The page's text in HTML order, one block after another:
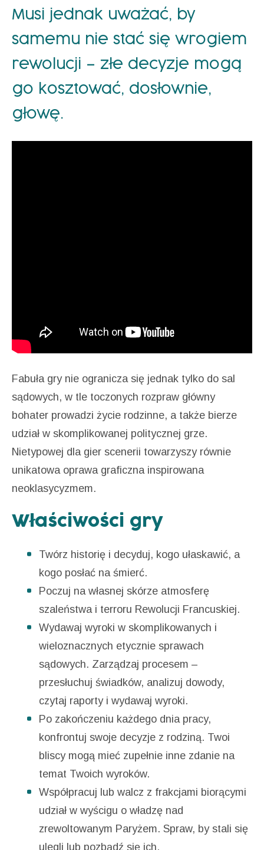
Musi jednak uważać, by
samemu nie stać się wrogiem
rewolucji – złe decyzje mogą
go kosztować, dosłownie,
głowę.
Fabuła gry nie ogranicza się jednak tylko do sal
sądowych, w tle toczonych rozpraw główny
bohater prowadzi życie rodzinne, a także bierze
udział w skomplikowanej politycznej grze.
Nietypowej dla gier scenerii towarzyszy równie
unikatowa oprawa graficzna inspirowana
neoklasycyzmem.
Właściwości gry
Twórz historię i decyduj, kogo ułaskawić, a
kogo posłać na śmierć.
Poczuj na własnej skórze atmosferę
szaleństwa i terroru Rewolucji Francuskiej.
Wydawaj wyroki w skomplikowanych i
wieloznacznych etycznie sprawach
sądowych. Zarządzaj procesem –
przesłuchuj świadków, analizuj dowody,
czytaj raporty i wydawaj wyroki.
Po zakończeniu każdego dnia pracy,
konfrontuj swoje decyzje z rodziną. Twoi
bliscy mogą mieć zupełnie inne zdanie na
temat Twoich wyroków.
Współpracuj lub walcz z frakcjami biorącymi
udział w wyścigu o władzę nad
zrewoltowanym Paryżem. Spraw, by stali się
ulegli lub pozbądź się ich.